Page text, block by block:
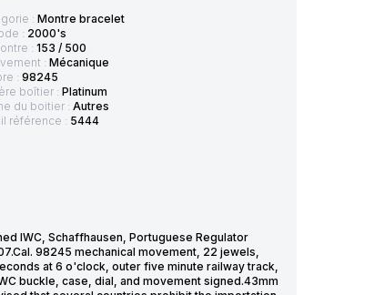
: Montre bracelet
: 2000's
: 153 / 500
: Mécanique
: 98245
boîtier : Platinum
du boitier : Autres
référence : 5444
IWC, Schaffhausen, Portuguese Regulator
98245 mechanical movement, 22 jewels,
at 6 o'clock, outer five minute railway track,
buckle, case, dial, and movement signed.43mm